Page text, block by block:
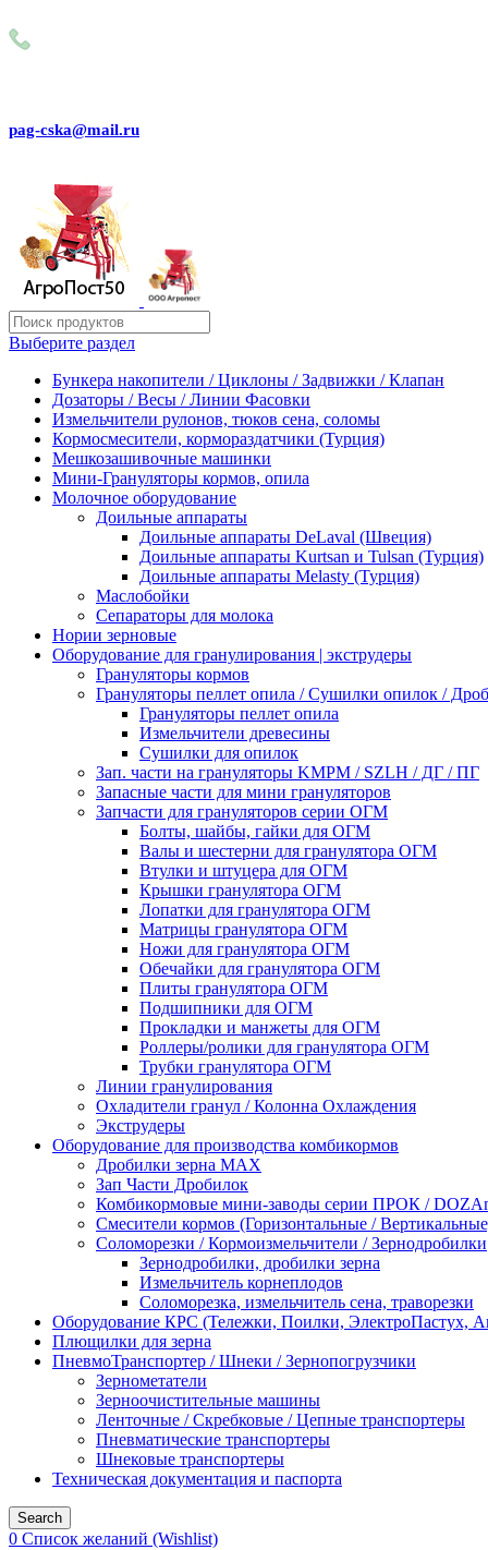
pag-cska@mail.ru
Выберите раздел
Бункера накопители / Циклоны / Задвижки / Клапан
Дозаторы / Весы / Линии Фасовки
Измельчители рулонов, тюков сена, соломы
Кормосмесители, кормораздатчики (Турция)
Мешкозашивочные машинки
Мини-Грануляторы кормов, опила
Молочное оборудование
Доильные аппараты
Доильные аппараты DeLaval (Швеция)
Доильные аппараты Kurtsan и Tulsan (Турция)
Доильные аппараты Melasty (Турция)
Маслобойки
Сепараторы для молока
Нории зерновые
Оборудование для гранулирования | экструдеры
Грануляторы кормов
Грануляторы пеллет опила / Сушилки опилок /
Грануляторы пеллет опила
Измельчители древесины
Сушилки для опилок
Зап. части на грануляторы KMPM / SZLH / ДГ / ПГ
Запасные части для мини грануляторов
Запчасти для грануляторов серии ОГМ
Болты, шайбы, гайки для ОГМ
Валы и шестерни для гранулятора ОГМ
Втулки и штуцера для ОГМ
Крышки гранулятора ОГМ
Лопатки для гранулятора ОГМ
Матрицы гранулятора ОГМ
Ножи для гранулятора ОГМ
Обечайки для гранулятора ОГМ
Плиты гранулятора ОГМ
Подшипники для ОГМ
Прокладки и манжеты для ОГМ
Роллеры/ролики для гранулятора ОГМ
Трубки гранулятора ОГМ
Линии гранулирования
Охладители гранул / Колонна Охлаждения
Экструдеры
Оборудование для производства комбикормов
Дробилки зерна МАХ
Зап Части Дробилок
Комбикормовые мини-заводы серии ПРОК /
Смесители кормов (Горизонтальные /
Соломорезки / Кормоизмельчители / Зернодробилки
Зернодробилки, дробилки зерна
Измельчитель корнеплодов
Соломорезка, измельчитель сена, траворезки
Оборудование КРС (Тележки, Поилки, ЭлектроПастух,
Плющилки для зерна
ПневмоТранспортер / Шнеки / Зернопогрузчики
Зернометатели
Зерноочистительные машины
Ленточные / Скребковые / Цепные транспортеры
Пневматические транспортеры
Шнековые транспортеры
Техническая документация и паспорта
Search
0 Список желаний (Wishlist)